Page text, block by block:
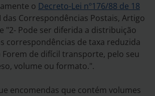
o Decreto-Lei nº176/88 de 18
das Correspondências Postais, Artigo
"2- Pode ser diferida a distribuição
correspondências de taxa reduzida
Forem de difícil transporte, pelo seu
volume ou formato.".
encomendas que contém volumes